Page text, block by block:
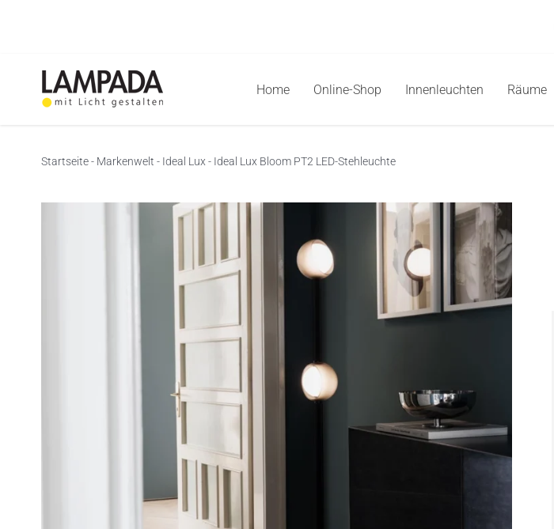
Home Online-Shop Innenleuchten Räume
Startseite- Markenwelt - Ideal Lux - Ideal Lux Bloom PT2 LED-Stehleuchte